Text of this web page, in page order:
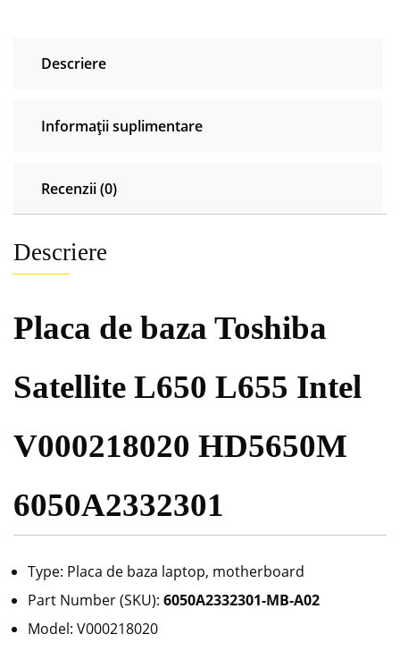
Descriere
Informații suplimentare
Recenzii (0)
Descriere
Placa de baza Toshiba
Satellite L650 L655 Intel
V000218020 HD5650M
6050A2332301
Type: Placa de baza laptop, motherboard
Part Number (SKU): 6050A2332301-MB-A02
Model: V000218020